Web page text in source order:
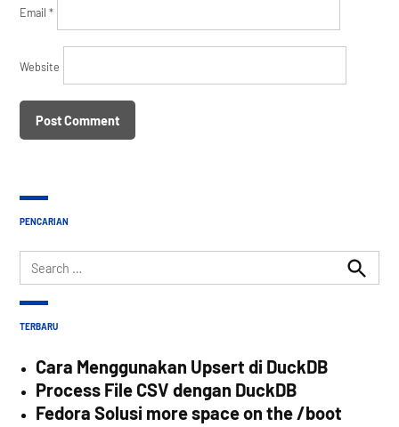
Email*
Website
PENCARIAN
Search
for:
Search
TERBARU
Cara Menggunakan Upsert di DuckDB
Process File CSV dengan DuckDB
Fedora Solusi more space on the /boot